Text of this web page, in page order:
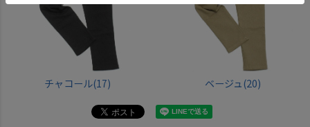
チャコール(17) ベージュ(20)